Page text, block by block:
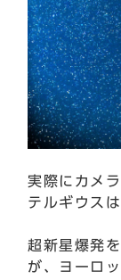
実際にカメ
テルギウス
超新星爆発
が、ヨーロ